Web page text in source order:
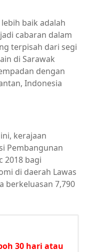
baik adalah
cabaran dalam
terpisah dari segi
di Sarawak
dengan
Indonesia
kerajaan
Pembangunan
2018 bagi
di daerah Lawas
berkeluasan 7,790
30 hari atau